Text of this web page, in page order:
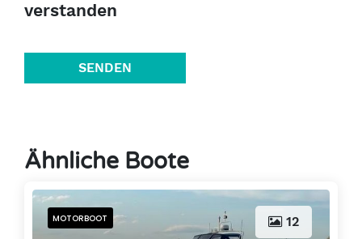
verstanden
SENDEN
Ähnliche Boote
12
MOTORBOOT